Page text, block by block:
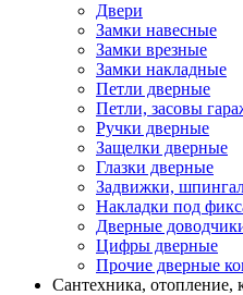
Двери
Замки навесные
Замки врезные
Замки накладные
Петли дверные
Петли, засовы
Ручки дверные
Защелки дверные
Глазки дверные
Задвижки,
Накладки под
Дверные
Цифры дверные
Прочие дверные
Сантехника, отопление,